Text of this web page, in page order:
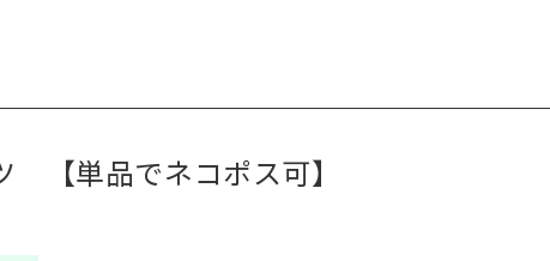
【単品でネコポス可】